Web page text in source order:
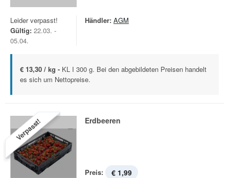
Leider verpasst!
Gültig: 22.03. -
05.04.
Händler: AGM
€ 13,30 / kg - KL I 300 g. Bei den abgebildeten Preisen handelt
es sich um Nettopreise.
Verpasst! Erdbeeren
Preis: € 1,99